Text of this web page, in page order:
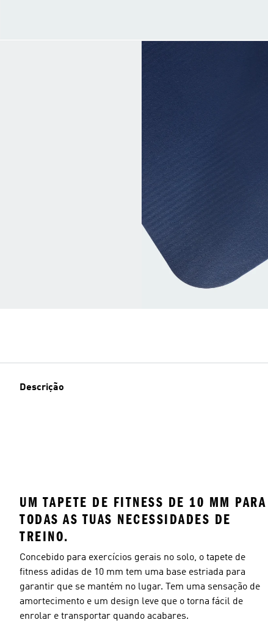
Descrição
UM TAPETE DE FITNESS DE 10 MM PARA
TODAS AS TUAS NECESSIDADES DE
TREINO.
Concebido para exercícios gerais no solo, o tapete de
fitness adidas de 10 mm tem uma base estriada para
garantir que se mantém no lugar. Tem uma sensação de
amortecimento e um design leve que o torna fácil de
enrolar e transportar quando acabares.